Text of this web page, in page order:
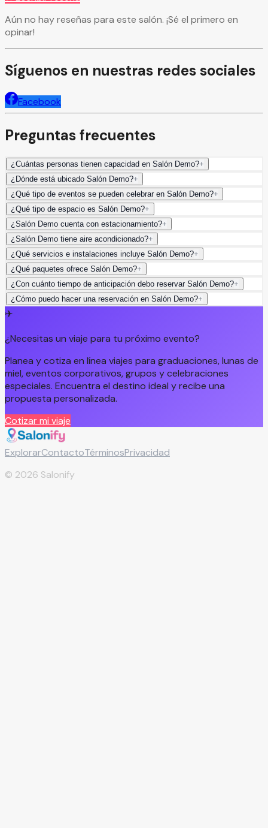
Aún no hay reseñas para este salón. ¡Sé el primero en
opinar!
Síguenos en nuestras redes sociales
Facebook
Preguntas frecuentes
¿Cuántas personas tienen capacidad en Salón Demo?+
¿Dónde está ubicado Salón Demo?+
¿Qué tipo de eventos se pueden celebrar en Salón Demo?+
¿Qué tipo de espacio es Salón Demo?+
¿Salón Demo cuenta con estacionamiento?+
¿Salón Demo tiene aire acondicionado?+
¿Qué servicios e instalaciones incluye Salón Demo?+
¿Qué paquetes ofrece Salón Demo?+
¿Con cuánto tiempo de anticipación debo reservar Salón Demo?+
¿Cómo puedo hacer una reservación en Salón Demo?+
✈️
¿Necesitas un viaje para tu próximo evento?
Planea y cotiza en línea viajes para graduaciones, lunas de
miel, eventos corporativos, grupos y celebraciones
especiales. Encuentra el destino ideal y recibe una
propuesta personalizada.
Cotizar mi viaje
ExplorarContactoTérminosPrivacidad
© 2026 Salonify